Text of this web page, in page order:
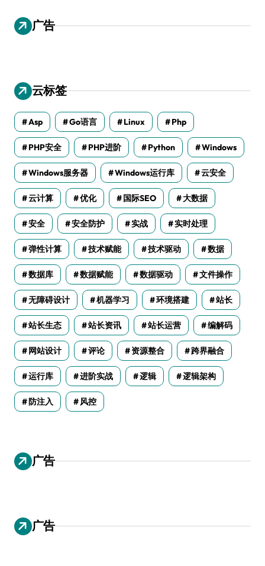
广告
云标签
Asp Go语言 Linux Php
PHP安全 PHP进阶 Python Windows
Windows服务器 Windows运行库 云安全
云计算 优化 国际SEO 大数据
安全 安全防护 实战 实时处理
弹性计算 技术赋能 技术驱动 数据
数据库 数据赋能 数据驱动 文件操作
无障碍设计 机器学习 环境搭建 站长
站长生态 站长资讯 站长运营 编解码
网站设计 评论 资源整合 跨界融合
运行库 进阶实战 逻辑 逻辑架构
防注入 风控
广告
广告